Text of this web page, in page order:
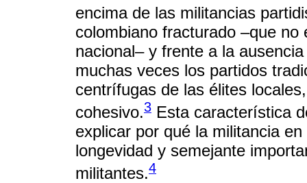
encima de las militancias
colombiano fracturado –que
nacional– y frente a la
muchas veces los partidos
centrífugas de las élites
cohesivo.3 Esta característica
explicar por qué la militancia
longevidad y semejante
militantes.4